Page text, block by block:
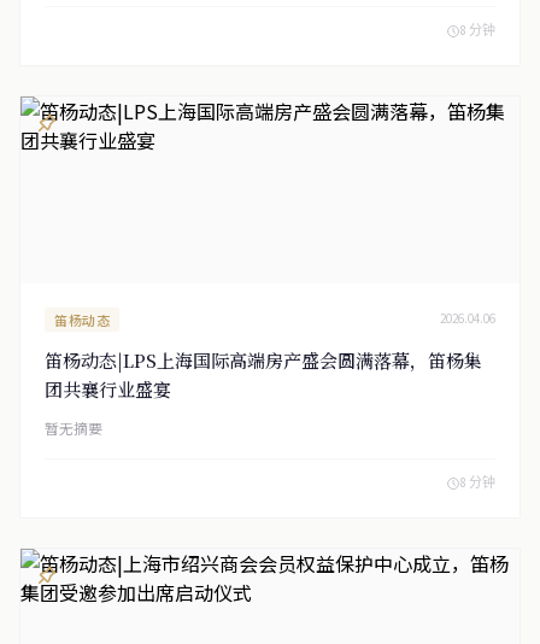
牌照（TCSP） 的持牌机构（牌照编号：TC010234），以合规、专
8 分钟
笛杨动态 2026.04.06
笛杨动态|LPS上海国际高端房产盛会圆满落幕，笛杨集
团共襄行业盛宴
暂无摘要
8 分钟